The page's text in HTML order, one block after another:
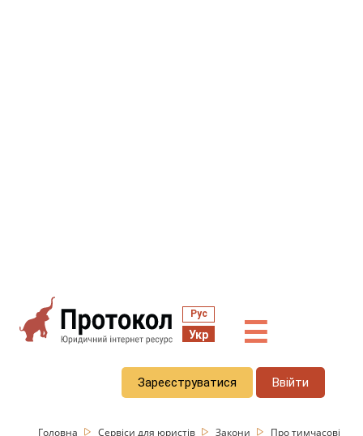
Рус
Укр ☰
Зареєструватися Ввійти
Головна Сервіси для юристів Закони
Про тимчасові